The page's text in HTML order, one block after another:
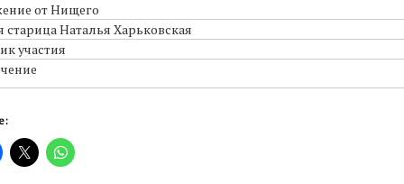
от Нищего
старица Наталья Харьковская
участия